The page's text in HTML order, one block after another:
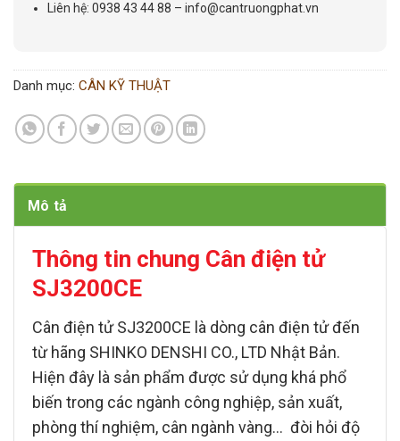
Liên hệ: 0938 43 44 88 – info@cantruongphat.vn
Danh mục: CÂN KỸ THUẬT
Mô tả
Thông tin chung Cân điện tử
SJ3200CE
Cân điện tử SJ3200CE là dòng cân điện tửđến
từ hãng SHINKO DENSHI CO., LTD Nhật Bản.
Hiện đây là sản phẩm được sử dụng khá phổ
biến trong các ngành công nghiệp, sản xuất,
phòng thí nghiệm, cân ngành vàng… đòi hỏi độ